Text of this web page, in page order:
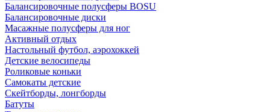
Балансировочные полусферы BOSU
Балансировочные диски
Масажные полусферы для ног
Активный отдых
Настольный футбол, аэрохоккей
Детские велосипеды
Роликовые коньки
Самокаты детские
Скейтборды, лонгборды
Батуты